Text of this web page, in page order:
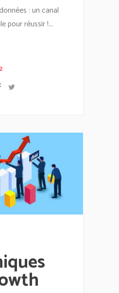
: un canal
pour réussir !...